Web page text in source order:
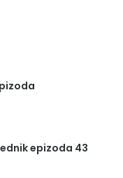
epizoda 43